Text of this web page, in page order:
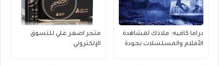
دراما كافيه: ملاذك لمشاهدة
الأفلام والمسلسلات بجودة
متجر اصغر علي للتسوق
الإلكتروني